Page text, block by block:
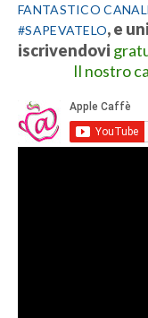
FANTASTICO
#SAPEVATELO, e
iscrivendovi
Il nostro